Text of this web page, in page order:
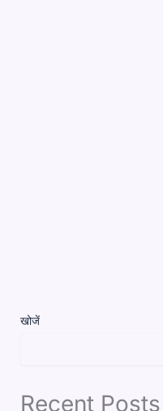
खोजें
Recent Posts